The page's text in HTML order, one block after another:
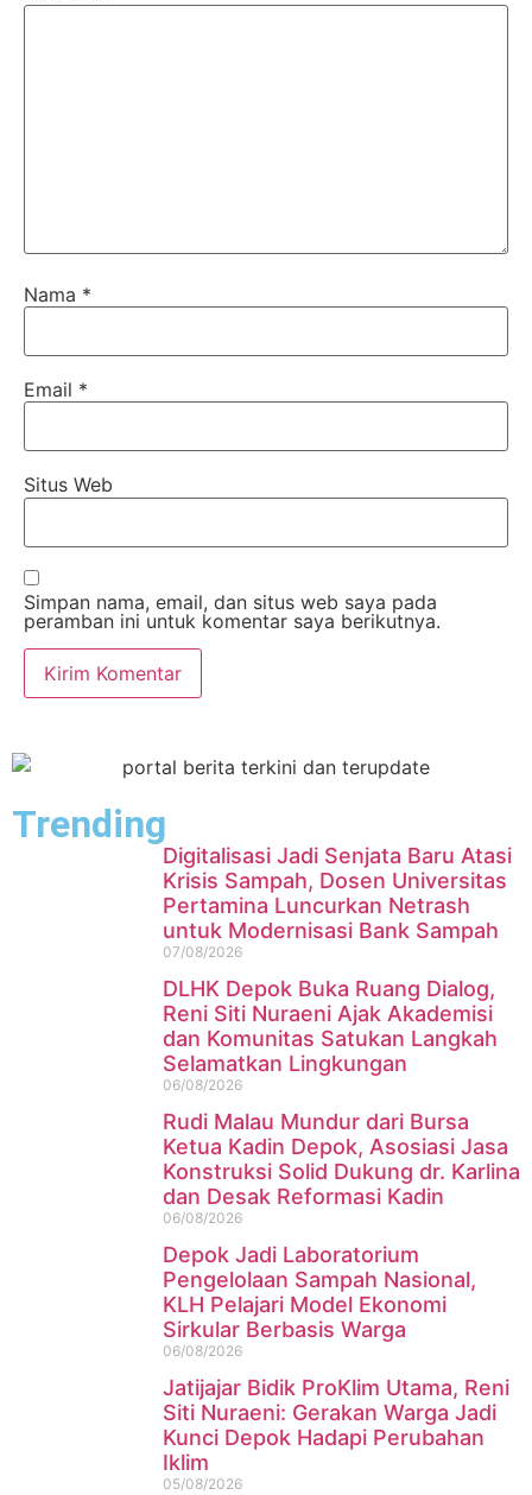
Nama *
Email *
Situs Web
Simpan nama, email, dan situs web saya pada
peramban ini untuk komentar saya berikutnya.
Trending
Digitalisasi Jadi Senjata Baru Atasi
Krisis Sampah, Dosen Universitas
Pertamina Luncurkan Netrash
untuk Modernisasi Bank Sampah
07/08/2026
DLHK Depok Buka Ruang Dialog,
Reni Siti Nuraeni Ajak Akademisi
dan Komunitas Satukan Langkah
Selamatkan Lingkungan
06/08/2026
Rudi Malau Mundur dari Bursa
Ketua Kadin Depok, Asosiasi Jasa
Konstruksi Solid Dukung dr. Karlina
dan Desak Reformasi Kadin
06/08/2026
Depok Jadi Laboratorium
Pengelolaan Sampah Nasional,
KLH Pelajari Model Ekonomi
Sirkular Berbasis Warga
06/08/2026
Jatijajar Bidik ProKlim Utama, Reni
Siti Nuraeni: Gerakan Warga Jadi
Kunci Depok Hadapi Perubahan
Iklim
05/08/2026